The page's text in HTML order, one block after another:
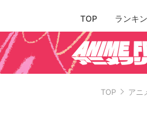
TOP ランキ
TOP アニ